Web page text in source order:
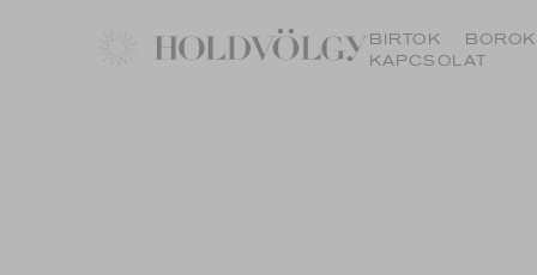
BIRTOK
BOROK
KAPCSOLAT